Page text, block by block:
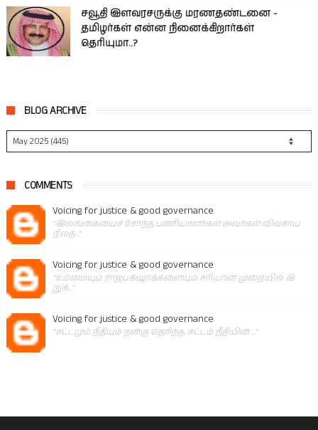
சவூதி இளவரசருக்கு மரணதண்டனை -
தமிழர்கள் என்ன நினைக்கிறார்கள்
தெரியுமா..?
BLOG ARCHIVE
COMMENTS
Voicing for justice & good governance
"இலங்கையைச் சேர்ந்த பணியாளர்கள் அவர்கள் விவசாய
நிலத..."
Voicing for justice & good governance
"உம்மையும் ராஜபக்‌ஷாக்களையும் சரியான முறையில் இ
றுக்..."
Voicing for justice & good governance
"சட்டமும் நீதியும் நன்கு தெரிந்த, சட்டம் நீதியின் ..."